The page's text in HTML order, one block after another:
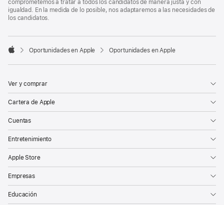
comprometemos a tratar a todos los candidatos de manera justa y con
igualdad. En la medida de lo posible, nos adaptaremos a las necesidades de
los candidatos.

Oportunidades en Apple Oportunidades en Apple
Ver y comprar
Cartera de Apple
Cuentas
Entretenimiento
Apple Store
Empresas
Educación